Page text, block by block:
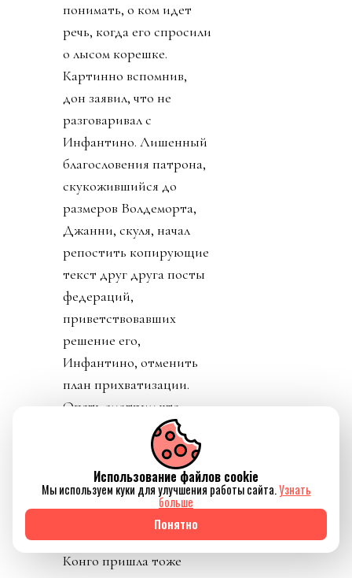
понимать, о ком идет
речь, когда его спросили
о лысом корешке.
Картинно вспомнив,
дон заявил, что не
разговаривал с
Инфантино. Лишенный
благословения патрона,
скукожившийся до
размеров Волдеморта,
Джанни, скуля, начал
репостить копирующие
текст друг друга посты
федераций,
приветствовавших
решение его,
Инфантино, отменить
план прихватизации.
Опять смотрим что
такое «газлайтинг», а
равно и рассматриваем
подборку стран: Катар,
ОАЭ, Бутан, Шри
Ланка, Марокко.
Федерация футбола
Конго пришла тоже
Использование файлов cookie
Мы используем куки для улучшения работы сайта.Узнать
больше
Понятно